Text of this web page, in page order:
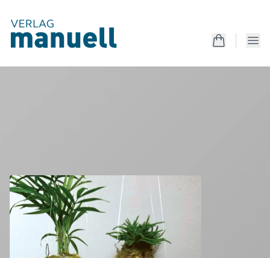
Kreativanleitungen Unterrichtsmaterialien Mappen